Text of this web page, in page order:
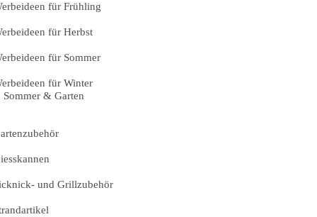
für Frühling
für Herbst
für Sommer
für Winter
Sommer & Garten
und Grillzubehör